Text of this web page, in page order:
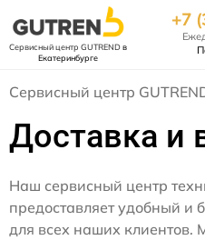
Сервисный центр GUTRENDв
Екатеринбурге
+7
Сервисный центр
Доставка и
Наш сервисный центр
предоставляет удобный и
для всех наших